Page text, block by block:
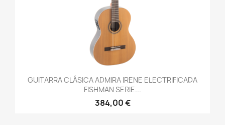
GUITARRA CLÁSICA ADMIRA IRENE ELECTRIFICADA
FISHMAN SERIE...
384,00 €